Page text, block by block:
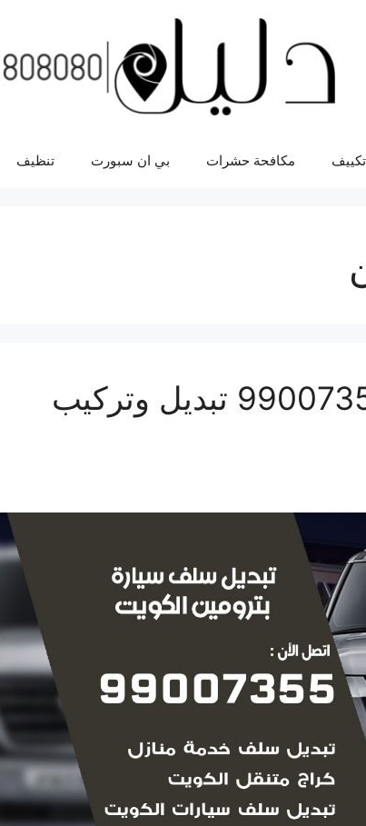
تكييف مكافحة حشرات بي ان سبورت تنظيف
سلف سيارة بترومين 99007355 تبديل وتركيب